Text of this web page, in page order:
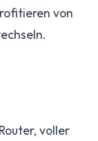
von
voller